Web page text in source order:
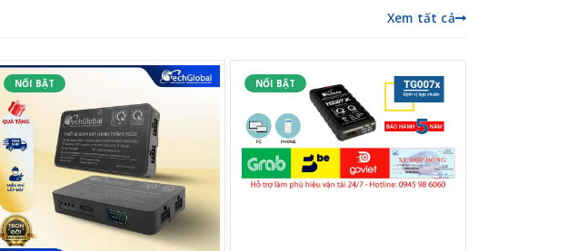
Xem tất cả